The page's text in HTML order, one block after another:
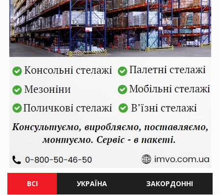
ВСІ УКРАЇНА ЗАКОРДОННІ